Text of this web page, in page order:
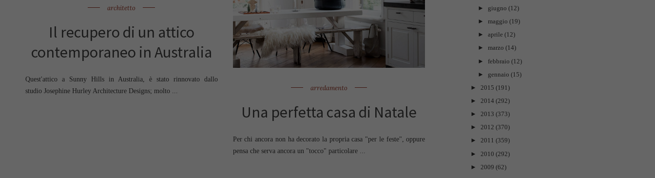
architetto
Il recupero di un attico
contemporaneo in Australia
Quest'attico a Sunny Hills in Australia, è stato rinnovato dallo
studio Josephine Hurley Architecture Designs; molto ...
arredamento
Una perfetta casa di Natale
Per chi ancora non ha decorato la propria casa "per le feste", oppure
pensa che serva ancora un "tocco" particolare ...
► giugno (12)
► maggio (19)
► aprile (12)
► marzo (14)
► febbraio (12)
► gennaio (15)
► 2015 (191)
► 2014 (292)
► 2013 (373)
► 2012 (370)
► 2011 (359)
► 2010 (292)
► 2009 (62)